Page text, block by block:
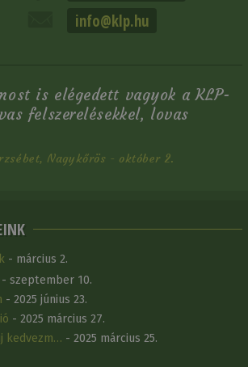
info@klp.hu
is elégedett vagyok a KLP-
felszerelésekkel, lovas
Nagykőrös - október 2.
- március 2.
- szeptember 10.
- 2025 június 23.
- 2025 március 27.
kedvezm… - 2025 március 25.